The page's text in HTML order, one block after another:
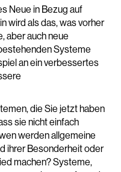
Neue in Bezug auf
wird als das, was vorher
aber auch neue
Systeme
an ein verbessertes
die Sie jetzt haben
sie nicht einfach
werden allgemeine
ihrer Besonderheit oder
machen? Systeme,